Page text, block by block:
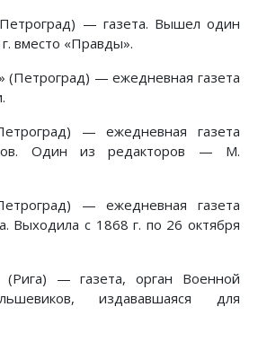
— газета. Вышел один
вместо «Правды».
(Петроград) — ежедневная газета
— ежедневная газета
Один из редакторов — М.
— ежедневная газета
Выходила с 1868 г. по 26 октября
(Рига) — газета, орган Военной
издававшаяся для